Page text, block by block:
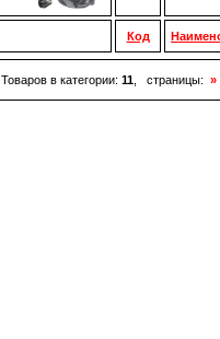
Код
Товаров в категории: 11 , страницы: »